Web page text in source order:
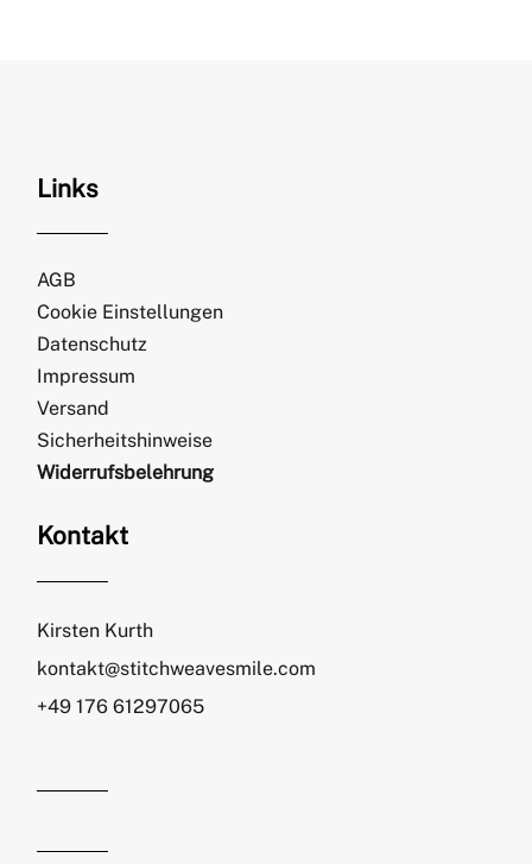
Links
AGB
Cookie Einstellungen
Datenschutz
Impressum
Versand
Sicherheitshinweise
Widerrufsbelehrung
Kontakt
Kirsten Kurth
kontakt@stitchweavesmile.com
+49 176 61297065